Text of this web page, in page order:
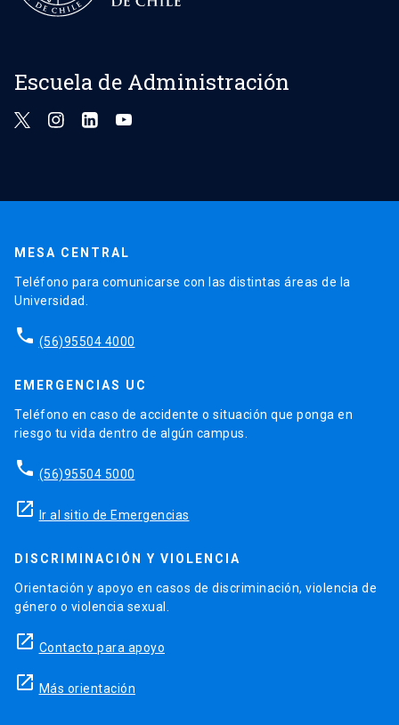
Escuela de Administración
MESA CENTRAL
Teléfono para comunicarse con las distintas áreas de la
Universidad.
phone (56)95504 4000
EMERGENCIAS UC
Teléfono en caso de accidente o situación que ponga en
riesgo tu vida dentro de algún campus.
phone (56)95504 5000
launch Ir al sitio de Emergencias
DISCRIMINACIÓN Y VIOLENCIA
Orientación y apoyo en casos de discriminación, violencia de
género o violencia sexual.
launch Contacto para apoyo
launch Más orientación